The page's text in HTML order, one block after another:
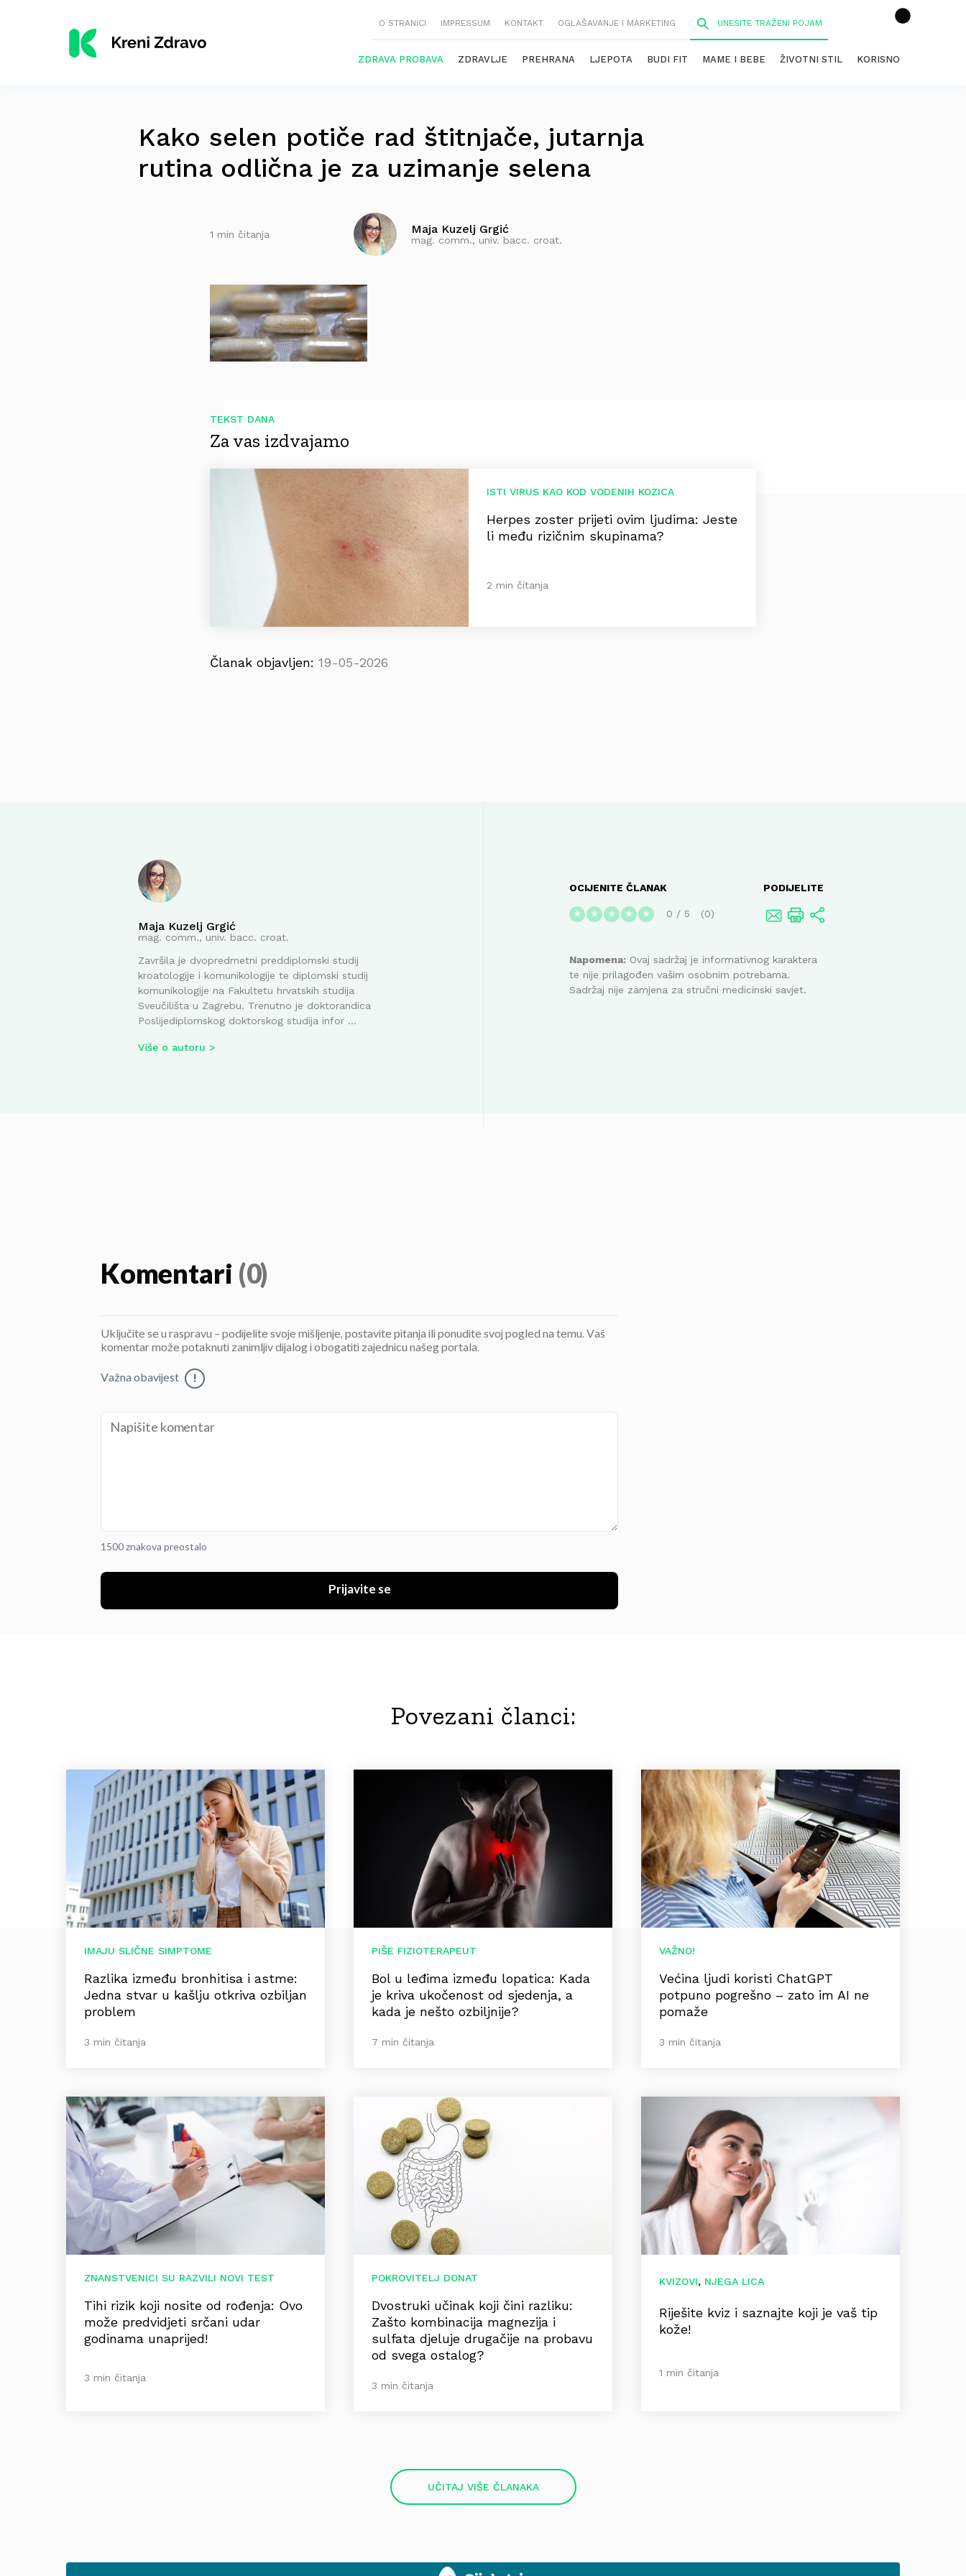
O STRANICI IMPRESSUM KONTAKT OGLAŠAVANJE I MARKETING
ZDRAVA PROBAVA ZDRAVLJE PREHRANA LJEPOTA BUDI FIT MAME I BEBE ŽIVOTNI STIL KORISNO
Kako selen potiče rad štitnjače, jutarnja
rutina odlična je za uzimanje selena
1 min čitanja Maja Kuzelj Grgić
mag. comm., univ. bacc. croat.
TEKST DANA
Za vas izdvajamo
ISTI VIRUS KAO KOD VODENIH KOZICA
Herpes zoster prijeti ovim ljudima: Jeste
li među rizičnim skupinama?
2 min čitanja
Članak objavljen: 19-05-2026
Maja Kuzelj Grgić
mag. comm., univ. bacc. croat.
Završila je dvopredmetni preddiplomski studij
kroatologije i komunikologije te diplomski studij
komunikologije na Fakultetu hrvatskih studija
Sveučilišta u Zagrebu. Trenutno je doktorandica
Poslijediplomskog doktorskog studija infor ...
Više o autoru
OCIJENITE ČLANAK
★ ★ ★ ★ ★ 0 / 5 0
PODIJELITE
Napomena: Ovaj sadržaj je informativnog karaktera
te nije prilagođen vašim osobnim potrebama.
Sadržaj nije zamjena za stručni medicinski savjet.
Komentari (0)
Uključite se u raspravu – podijelite svoje mišljenje, postavite pitanja ili ponudite svoj pogled na temu. Vaš
komentar može potaknuti zanimljiv dijalog i obogatiti zajednicu našeg portala.
Važna obavijest !
1500 znakova preostalo
Prijavite se
Povezani članci:
IMAJU SLIČNE SIMPTOME
Razlika između bronhitisa i astme:
Jedna stvar u kašlju otkriva ozbiljan
problem
3 min čitanja
PIŠE FIZIOTERAPEUT
Bol u leđima između lopatica: Kada
je kriva ukočenost od sjedenja, a
kada je nešto ozbiljnije?
7 min čitanja
VAŽNO!
Većina ljudi koristi ChatGPT
potpuno pogrešno – zato im AI ne
pomaže
3 min čitanja
ZNANSTVENICI SU RAZVILI NOVI TEST
Tihi rizik koji nosite od rođenja: Ovo
može predvidjeti srčani udar
godinama unaprijed!
3 min čitanja
POKROVITELJ DONAT
Dvostruki učinak koji čini razliku:
Zašto kombinacija magnezija i
sulfata djeluje drugačije na probavu
od svega ostalog?
3 min čitanja
KVIZOVI, NJEGA LICA
Riješite kviz i saznajte koji je vaš tip
kože!
1 min čitanja
UČITAJ VIŠE ČLANAKA